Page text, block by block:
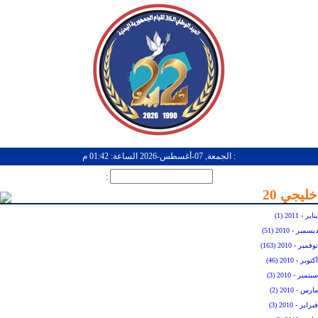
: الجمعة, 07-أغسطس-2026 الساعة: 01:42 م
:
خليجي 20
يناير - 2011 (1)
ديسمبر - 2010 (51)
نوفمبر - 2010 (163)
أكتوبر - 2010 (46)
سبتمبر - 2010 (3)
مارس - 2010 (2)
فبراير - 2010 (3)